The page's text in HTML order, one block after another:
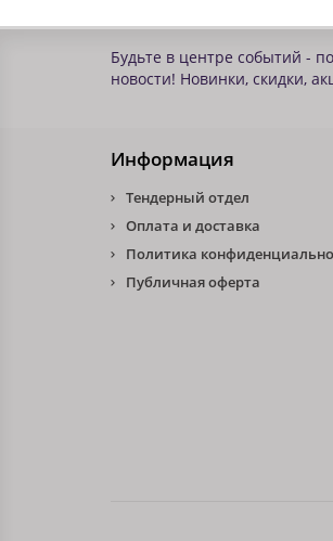
Будьте в центре событий -
новости! Новинки, скидки,
Информация
Тендерный отдел
Оплата и доставка
Политика
Публичная оферта